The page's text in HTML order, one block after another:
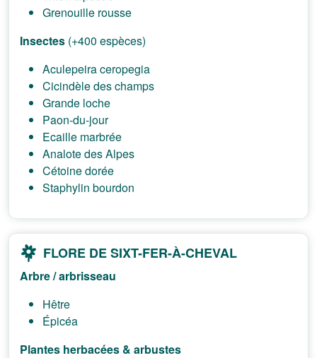
Grenouille rousse
Insectes (+400 espèces)
Aculepeira ceropegia
Cicindèle des champs
Grande loche
Paon-du-jour
Ecaille marbrée
Analote des Alpes
Cétoine dorée
Staphylin bourdon
FLORE DE SIXT-FER-À-CHEVAL
Arbre / arbrisseau
Hêtre
Épicéa
Plantes herbacées & arbustes